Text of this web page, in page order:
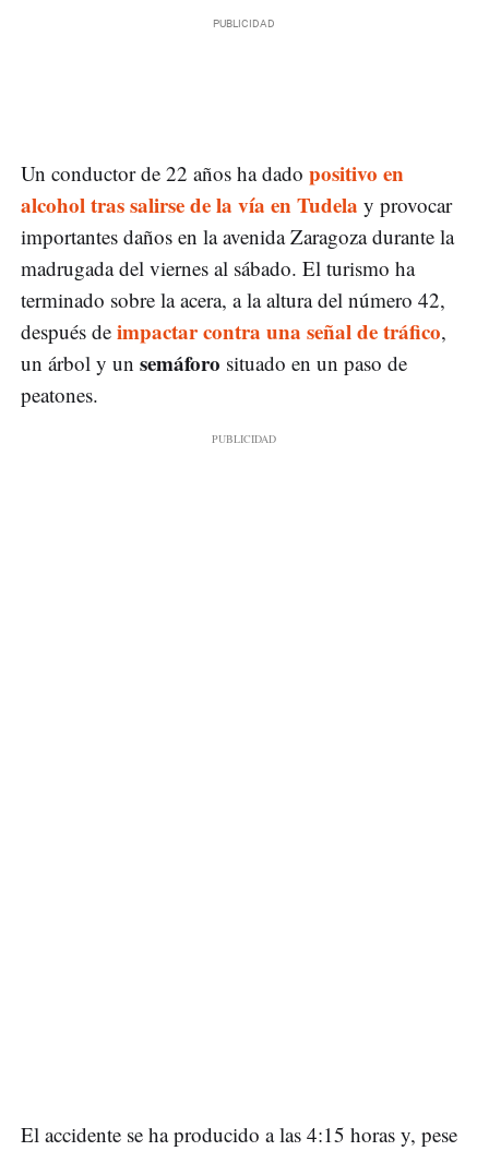
Un conductor de 22 años ha dado positivo en
alcohol tras salirse de la vía en Tudela y provocar
importantes daños en la avenida Zaragoza durante la
madrugada del viernes al sábado. El turismo ha
terminado sobre la acera, a la altura del número 42,
después de impactar contra una señal de tráfico,
un árbol y un semáforo situado en un paso de
peatones.
El accidente se ha producido a las 4:15 horas y, pese